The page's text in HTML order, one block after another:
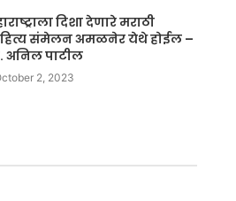
दिशा देणारे मराठी
संमेलन अमळनेर येथे होईल –
अनिल पाटील
2, 2023